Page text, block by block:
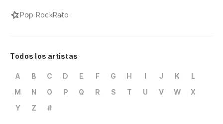
Pop RockRato
Todos los artistas
A B C D E F G H I J K
L
M
N O P Q R S T U V W
X
Y
Z #